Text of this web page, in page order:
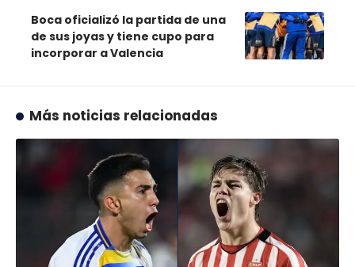
Boca oficializó la partida de una
de sus joyas y tiene cupo para
incorporar a Valencia
Más noticias relacionadas